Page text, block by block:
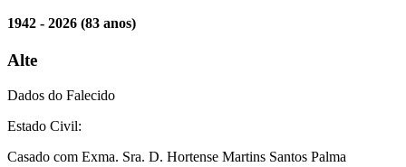
1942 - 2026 (83 anos)
Alte
Dados do Falecido
Estado Civil:
Casado com Exma. Sra. D. Hortense Martins Santos Palma